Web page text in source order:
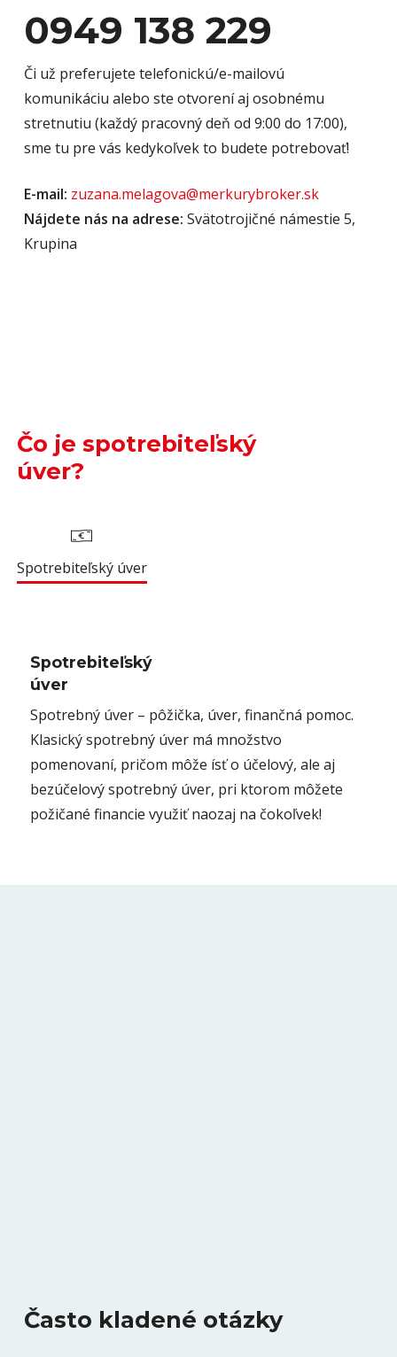
0949 138 229
Či už preferujete telefonickú/e-mailovú
komunikáciu alebo ste otvorení aj osobnému
stretnutiu (každý pracovný deň od 9:00 do 17:00),
sme tu pre vás kedykoľvek to budete potrebovať!
E-mail: zuzana.melagova@merkurybroker.sk
Nájdete nás na adrese: Svätotrojičné námestie 5,
Krupina
Čo je spotrebiteľský
úver?
Spotrebiteľský úver
Spotrebiteľský
úver
Spotrebný úver – pôžička, úver, finančná pomoc.
Klasický spotrebný úver má množstvo
pomenovaní, pričom môže ísť o účelový, ale aj
bezúčelový spotrebný úver, pri ktorom môžete
požičané financie využiť naozaj na čokoľvek!
Často kladené otázky